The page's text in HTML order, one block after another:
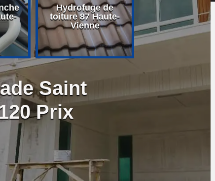
Hydrofuge de
toiture 87 Haute-
Vienne
Nettoyage de
toiture 87
Vienne
Saint
Prix